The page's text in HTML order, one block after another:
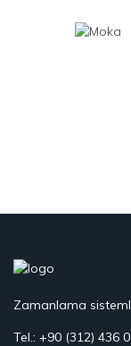
Zamanlama
Tel.: +90 (312) 436